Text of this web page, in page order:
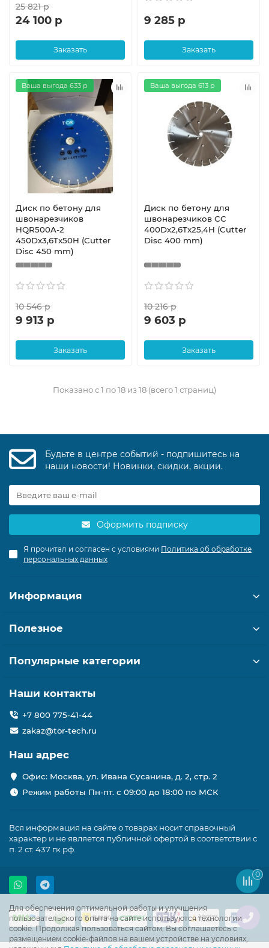
25 821 р
24 100 р
Заказать
9 285 р
Заказать
Ваша выгода 633 р
Диск по бетону для
швонарезчиков
HQR500A-2
450Dx3,6Tx50H (Cutter
Disc 450 mm)
10 546 р
9 913 р
Заказать
Ваша выгода 613 р
Диск по бетону для
швонарезчиков СС
400Dx2,6Tx25,4H (Cutter
Disc 400 mm)
10 216 р
9 603 р
Заказать
Показано с 1 по 18 из 18 (всего 1 страниц)
Для обеспечения оптимальной работы и улучшения
пользовательского опыта на сайте используются технологии
cookie. Продолжая пользоваться сайтом, Вы соглашаетесь с
размещением cookie-файлов на вашем устройстве на условиях,
Будьте в центре событий - подпишитесь на
наши новости! Новинки, скидки, акции.
Оформить подписку
Я прочитал и согласен с условиями Политика об обработке
персональных данных
Информация
Полезное
Популярные категории
Наши контакты
+7 800 775-41-44
zakaz@tor-tech.ru
Наш адрес
Офис: Москва, ул. Ивана Сусанина, д. 2, стр. 2
Режим работы Пн-пт. с 09:00 до 18:00 по МСК
Вся информация на сайте о товарах носит справочный
характер и не является публичной офертой в соответствии с
п. 2 ст. 437 гк рф.
0